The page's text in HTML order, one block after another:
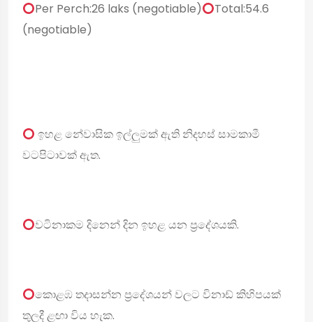
Per Perch:26 laks (negotiable)
Total:54.6
(negotiable)
ඉහළ නේවාසික ඉල්ලුමක් ඇති නිදහස් සාමකාමී
වටපිටාවක් ඇත.
වටිනාකම දිනෙන් දින ඉහළ යන ප්‍රදේශයකි.
කොළඹ තදාසන්න ප්‍රදේශයන් වලට විනාඩ් කිහිපයක්
තුලදී ළඟා විය හැක.